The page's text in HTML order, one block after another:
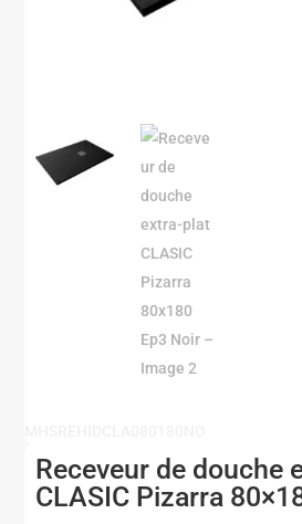
Receveur de douche
CLASIC Pizarra